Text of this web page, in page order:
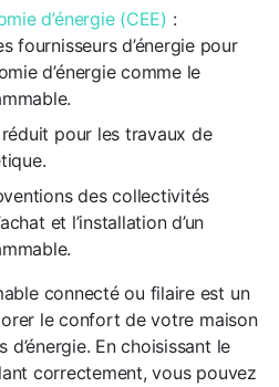
d’énergie (CEE) :
fournisseurs d’énergie pour
d’énergie comme le
pour les travaux de
des collectivités
et l’installation d’un
connecté ou filaire est un
le confort de votre maison
En choisissant le
correctement, vous pouvez